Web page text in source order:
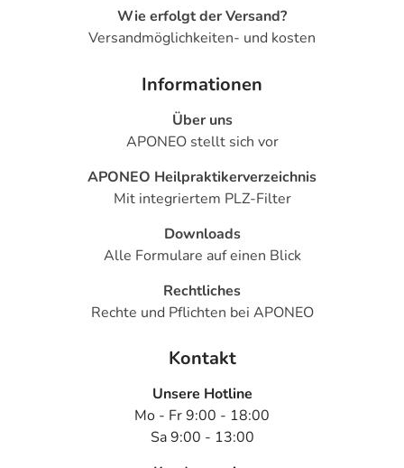
Wie erfolgt der Versand?
Versandmöglichkeiten- und kosten
Informationen
Über uns
APONEO stellt sich vor
APONEO Heilpraktikerverzeichnis
Mit integriertem PLZ-Filter
Downloads
Alle Formulare auf einen Blick
Rechtliches
Rechte und Pflichten bei APONEO
Kontakt
Unsere Hotline
Mo - Fr 9:00 - 18:00
Sa 9:00 - 13:00